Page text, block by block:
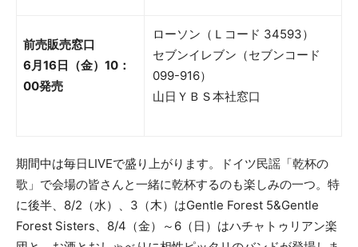
前売販売窓口
6月16日（金）10：
00発売
ローソン（Ｌコード 34593）
セブンイレブン（セブンコード
099-916）
山日ＹＢＳ本社窓口
期間中は毎日LIVEで盛り上がります。ドイツ民謡「乾杯の
歌」で会場の皆さんと一緒に乾杯するのも楽しみの一つ。特
に後半、8/2（水）、3（木）はGentle Forest 5&Gentle
Forest Sisters、8/4（金）～6（日）はハチャトゥリアン楽